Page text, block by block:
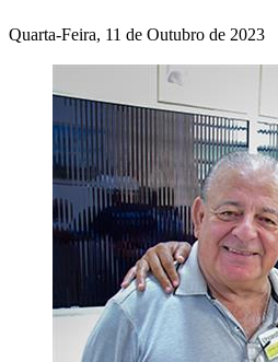
Quarta-Feira, 11 de Outubro de 2023